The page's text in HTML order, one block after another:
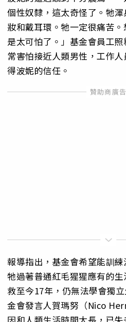
個性奴隸，這太奇怪了。牠
妝和戴耳環。牠一定很痛苦
是太可怕了。」基金會員工
常害怕接近人類男性，工作
得波妮的信任。
報導指出，基金會希望能訓
牠過著普通紅毛猩猩應有的
救至今17年，仍無法學會獨
金會發言人賀瑪努（Nico